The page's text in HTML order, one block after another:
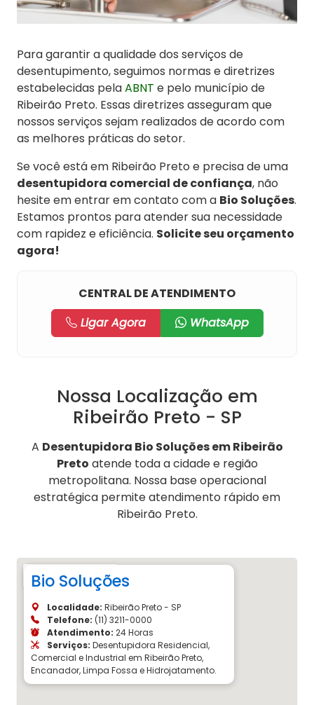
Para garantir a qualidade dos serviços de
desentupimento, seguimos normas e diretrizes
estabelecidas pelaABNT e pelo município de
Ribeirão Preto. Essas diretrizes asseguram que
nossos serviços sejam realizados de acordo com
as melhores práticas do setor.
Se você está em Ribeirão Preto e precisa de uma
desentupidora comercial de confiança, não
hesite em entrar em contato com a Bio Soluções.
Estamos prontos para atender sua necessidade
com rapidez e eficiência. Solicite seu orçamento
agora!
CENTRAL DE ATENDIMENTO
Ligar Agora
WhatsApp
Nossa Localização em
Ribeirão Preto - SP
A Desentupidora Bio Soluções em Ribeirão
Preto atende toda a cidade e região
metropolitana. Nossa base operacional
estratégica permite atendimento rápido em
Ribeirão Preto.
Bio Soluções
Localidade: Ribeirão Preto - SP
Telefone: (11) 3211-0000
Atendimento: 24 Horas
Serviços: Desentupidora Residencial,
Comercial e Industrial em Ribeirão Preto,
Encanador, Limpa Fossa e Hidrojatamento.